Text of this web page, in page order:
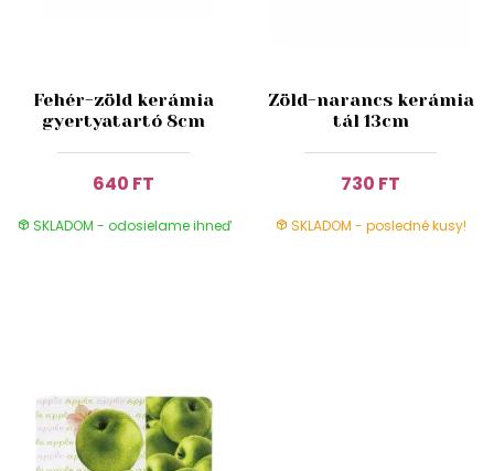
Fehér-zöld kerámia
gyertyatartó 8cm
640 FT
SKLADOM - odosielame ihneď
Zöld-narancs kerámia
tál 13cm
730 FT
SKLADOM - posledné kusy!